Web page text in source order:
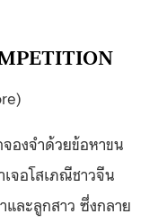
องจำด้วยข้อหาขน
จอโสเภณีชาวจีน
ละลูกสาว ซึ่งกลาย